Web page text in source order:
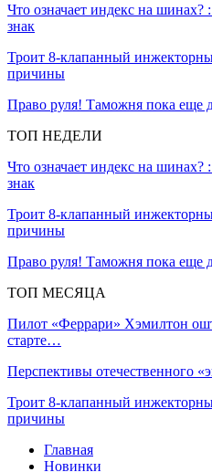
Что означает индекс на
знак
Троит 8-клапанный
причины
Право руля! Таможня пока еще
ТОП НЕДЕЛИ
Что означает индекс на
знак
Троит 8-клапанный
причины
Право руля! Таможня пока еще
ТОП МЕСЯЦА
Пилот «Феррари» Хэмилтон
старте…
Перспективы отечественного
Троит 8-клапанный
причины
Главная
Новинки